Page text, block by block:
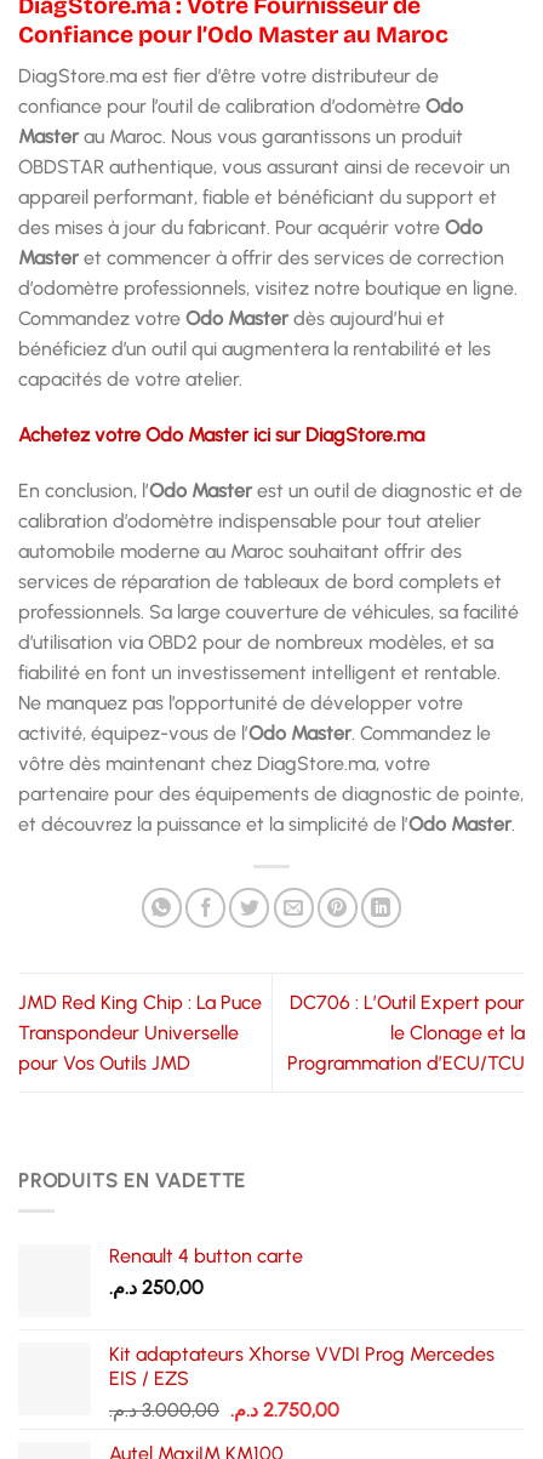
Confiance pour l’Odo Master au Maroc
DiagStore.ma est fier d’être votre distributeur de
confiance pour l’outil de calibration d’odomètre Odo
Masterau Maroc. Nous vous garantissons un produit
OBDSTAR authentique, vous assurant ainsi de recevoir un
appareil performant, fiable et bénéficiant du support et
des mises à jour du fabricant. Pour acquérir votre Odo
Masteret commencer à offrir des services de correction
d’odomètre professionnels, visitez notre boutique en ligne.
Commandez votre Odo Masterdès aujourd’hui et
bénéficiez d’un outil qui augmentera la rentabilité et les
capacités de votre atelier.
Achetez votre Odo Master ici sur DiagStore.ma
En conclusion, l’Odo Masterest un outil de diagnostic et de
calibration d’odomètre indispensable pour tout atelier
automobile moderne au Maroc souhaitant offrir des
services de réparation de tableaux de bord complets et
professionnels. Sa large couverture de véhicules, sa facilité
d’utilisation via OBD2 pour de nombreux modèles, et sa
fiabilité en font un investissement intelligent et rentable.
Ne manquez pas l’opportunité de développer votre
activité, équipez-vous de l’Odo Master. Commandez le
vôtre dès maintenant chez DiagStore.ma, votre
partenaire pour des équipements de diagnostic de pointe,
et découvrez la puissance et la simplicité de l’Odo Master.
JMD Red King Chip : La Puce
Transpondeur Universelle
pour Vos Outils JMD
DC706 : L’Outil Expert pour
le Clonage et la
Programmation d’ECU/TCU
PRODUITS EN VADETTE
Renault 4 button carte
250,00 د.م.
Kit adaptateurs Xhorse VVDI Prog Mercedes
EIS / EZS
3.000,00 د.م.
Le
2.750,00 د.م.
Le
Autel MaxiIM KM100